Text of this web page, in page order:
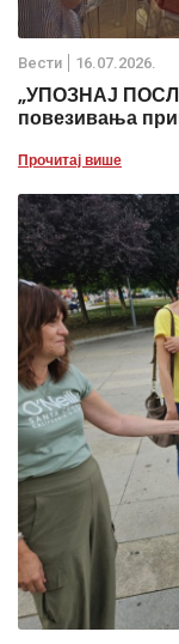
Вести 16.07.2026.
„УПОЗНАЈ
повезивања
Прочитај више